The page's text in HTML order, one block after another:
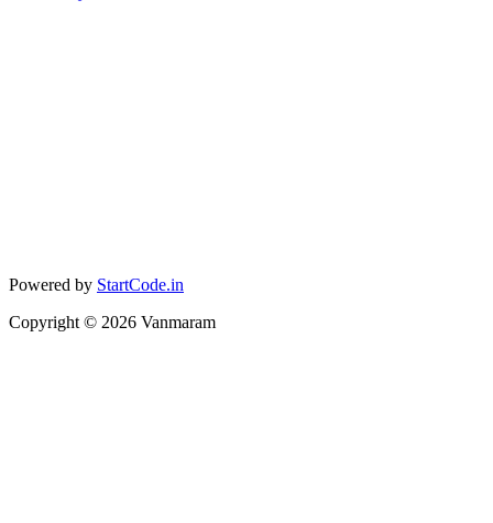
Powered by StartCode.in
Copyright © 2026 Vanmaram